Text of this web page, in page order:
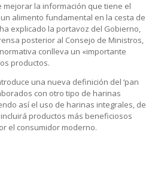
mejorar la información que tiene el
alimento fundamental en la cesta de
explicado la portavoz del Gobierno,
posterior al Consejo de Ministros,
conlleva un «importante
productos.
una nueva definición del ‘pan
con otro tipo de harinas
así el uso de harinas integrales, de
productos más beneficiosos
el consumidor moderno.